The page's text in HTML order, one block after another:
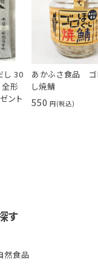
し 30
形
ント
あかふさ食品 ゴ
し焼鯖
550
つま
す
然食品